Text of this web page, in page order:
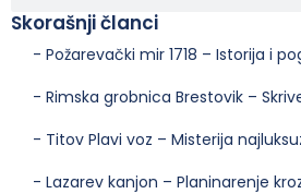
Skorašnji članci
- Požarevački mir 1718 – Istorija i
- Rimska grobnica Brestovik –
- Titov Plavi voz – Misterija
- Lazarev kanjon – Planinarenje